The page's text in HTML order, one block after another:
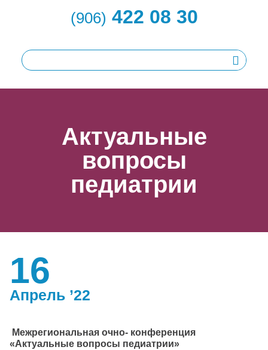
(906) 422 08 30
Актуальные
вопросы
педиатрии
16
Апрель ’22
Межрегиональная очно- конференция
«Актуальные вопросы педиатрии»